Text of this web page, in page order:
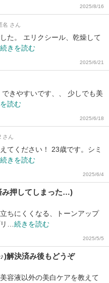
2025/8/16
名 さん
た。 エリクシール、乾燥して
続きを読む
2025/6/21
きやすいです、、 少しでも美
読む
2025/6/18
さん
てください！ 23歳です。シミ
続きを読む
2025/6/4
み押してしまった…)
ちにくくなる、トーンアップ
… 続きを読む
2025/5/5
解決済み後もどうぞ
容液以外の美白ケアを教えて